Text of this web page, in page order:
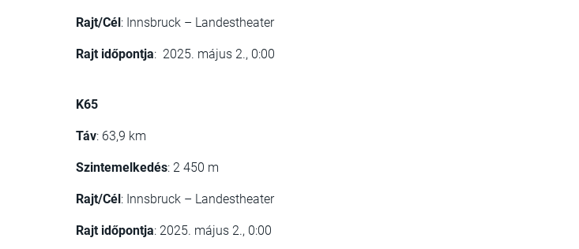
Rajt/Cél : Innsbruck – Landestheater
Rajt időpontja: 2025. május 2., 0:00
K65
Táv: 63,9 km​
Szintemelkedés: 2 450 m​
Rajt/Cél : Innsbruck – Landestheater​
Rajt időpontja: 2025. május 2., 0:00​